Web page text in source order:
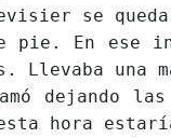
se
En ese
una
dejando las
hora